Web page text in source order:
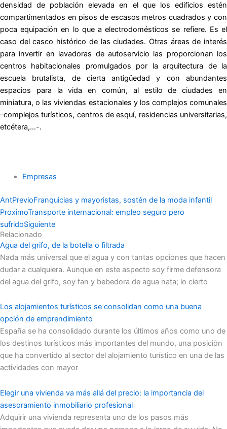
densidad de población elevada en el que los edificios estén
compartimentados en pisos de escasos metros cuadrados y con
poca equipación en lo que a electrodomésticos se refiere. Es el
caso del casco histórico de las ciudades. Otras áreas de interés
para invertir en lavadoras de autoservicio las proporcionan los
centros habitacionales promulgados por la arquitectura de la
escuela brutalista, de cierta antigüedad y con abundantes
espacios para la vida en común, al estilo de ciudades en
miniatura, o las viviendas estacionales y los complejos comunales
–complejos turísticos, centros de esquí, residencias universitarias,
etcétera,…-.
Empresas
AntPrevioFranquicias y mayoristas, sostén de la moda infantil
ProximoTransporte internacional: empleo seguro pero
sufridoSiguiente
Relacionado
Agua del grifo, de la botella o filtrada
Nada más universal que el agua y con tantas opciones que hacen
dudar a cualquiera. Aunque en este aspecto soy firme defensora
del agua del grifo, soy fan y bebedora de agua nata; lo cierto
Los alojamientos turísticos se consolidan como una buena
opción de emprendimiento
España se ha consolidado durante los últimos años como uno de
los destinos turísticos más importantes del mundo, una posición
que ha convertido al sector del alojamiento turístico en una de las
actividades con mayor
Elegir una vivienda va más allá del precio: la importancia del
asesoramiento inmobiliario profesional
Adquirir una vivienda representa uno de los pasos más